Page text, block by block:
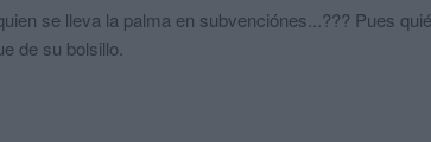
se lleva la palma en subvenciónes...??? Pues
de su bolsillo.